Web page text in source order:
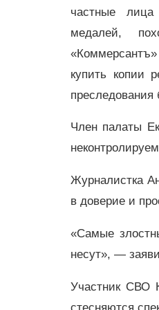
частные
медалей,
купить копии
преследования
Член палаты
Журналистка
в доверие и
«Самые
несут», —
Участник СВО